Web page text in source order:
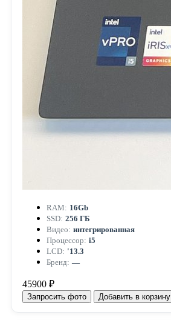
RAM: 16Gb
SSD: 256 ГБ
Видео: интегрированная
Процессор: i5
LCD: '13.3
Бренд: —
45900 ₽
Запросить фото Добавить в корзину